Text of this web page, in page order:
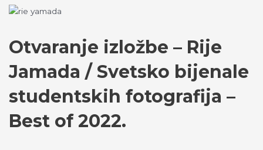
Пређи
Otvaranje izložbe – Rije
Jamada / Svetsko bijenale
studentskih fotografija –
Best of 2022.
Izaberite